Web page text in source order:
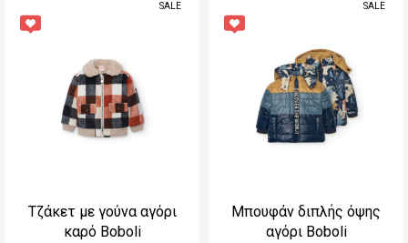
SALE
Τζάκετ με γούνα αγόρι
καρό Boboli
SALE
Μπουφάν διπλής όψης
αγόρι Boboli